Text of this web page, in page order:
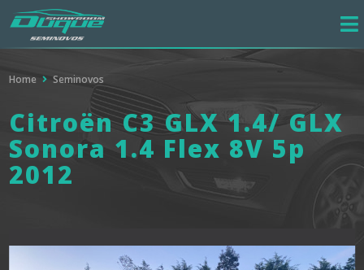
Home Seminovos
Citroën C3 GLX 1.4/ GLX
Sonora 1.4 Flex 8V 5p
2012